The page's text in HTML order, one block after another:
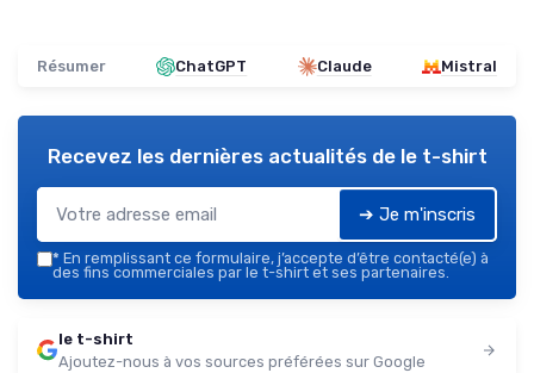
Résumer ChatGPT Claude Mistral
Recevez les dernières actualités de le t-shirt
➔ Je m'inscris
* En remplissant ce formulaire, j’accepte d’être contacté(e) à
des fins commerciales par le t-shirt et ses partenaires.
le t-shirt
Ajoutez-nous à vos sources préférées sur Google